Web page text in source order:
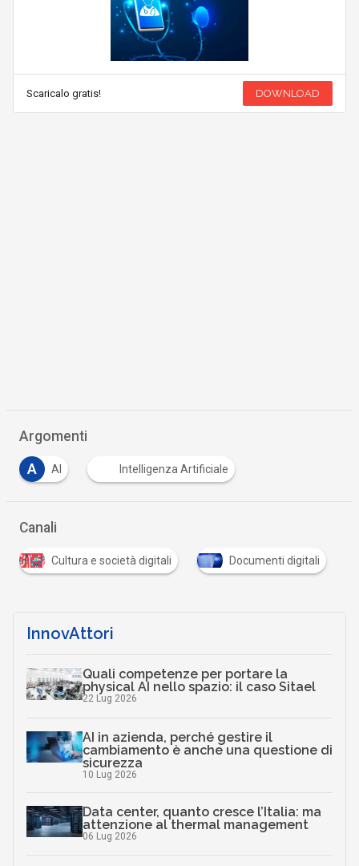
Scaricalo gratis! DOWNLOAD
Argomenti
A AI Intelligenza Artificiale
Canali
Documenti digitali G giustizia digitale
InnovAttori
Quali competenze per portare la
physical AI nello spazio: il caso Sitael
22 Lug 2026
AI in azienda, perché gestire il
cambiamento è anche una questione di
sicurezza
10 Lug 2026
Data center, quanto cresce l’Italia: ma
attenzione al thermal management
06 Lug 2026